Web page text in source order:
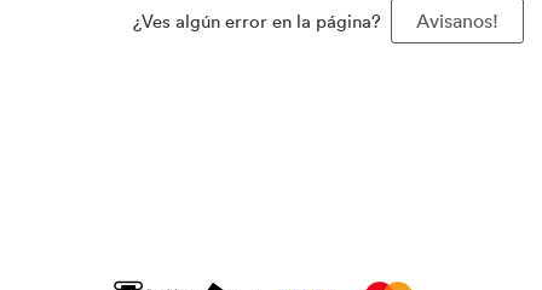
¿Ves algún error en la página? Avisanos!